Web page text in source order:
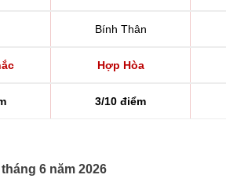
Bính Thân
Hợp Hòa
3/10 điểm
6 năm 2026